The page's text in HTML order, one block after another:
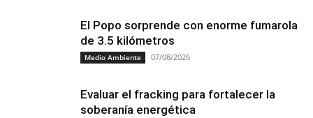
El Popo sorprende con enorme fumarola
de 3.5 kilómetros
Medio Ambiente 07/08/2026
Evaluar el fracking para fortalecer la
soberanía energética